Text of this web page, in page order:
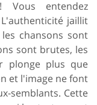
Vous entendez
jaillit
chansons sont
sont brutes, les
plonge plus que
et l'image ne font
semblants. Cette